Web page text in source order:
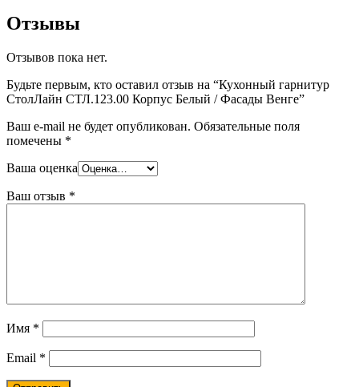
Отзывы
Отзывов пока нет.
Будьте первым, кто оставил отзыв на “Кухонный гарнитур
СтолЛайн СТЛ.123.00 Корпус Белый / Фасады Венге”
Ваш e-mail не будет опубликован. Обязательные поля
помечены *
Ваша оценка
Ваш отзыв *
Имя *
Email *